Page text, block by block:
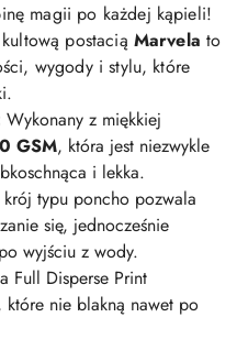
magii po każdej kąpieli!
postacią Marvela to
wygody i stylu, które
Wykonany z miękkiej
GSM, która jest niezwykle
i lekka.
krój typu poncho pozwala
się, jednocześnie
wyjściu z wody.
Full Disperse Print
które nie blakną nawet po